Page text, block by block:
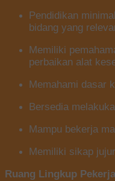
Pendidikan
bidang yang
Memiliki
perbaikan alat
Memahami dasar
Bersedia
Mampu bekerja
Memiliki sikap
Ruang Lingkup